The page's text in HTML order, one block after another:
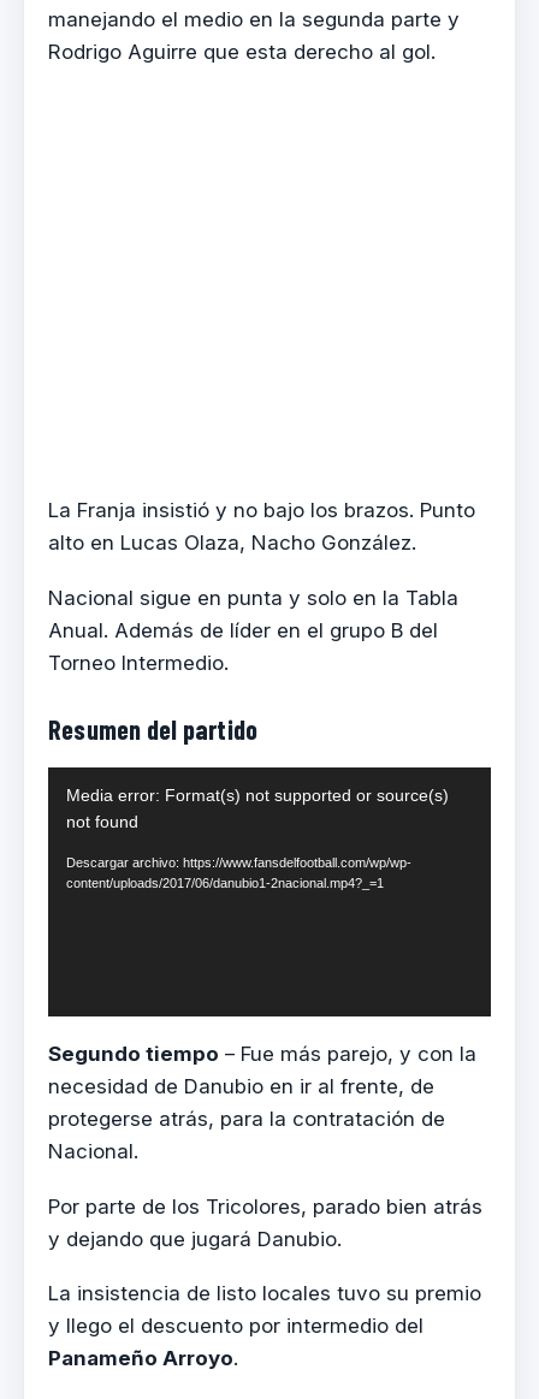
manejando el medio en la segunda parte y
Rodrigo Aguirre que esta derecho al gol.
La Franja insistió y no bajo los brazos. Punto
alto en Lucas Olaza, Nacho González.
Nacional sigue en punta y solo en la Tabla
Anual. Además de líder en el grupo B del
Torneo Intermedio.
Resumen del partido
de
Media error: Format(s) not supported or source(s)
not found
Descargar archivo: https://www.fansdelfootball.com/wp/wp-
content/uploads/2017/06/danubio1-2nacional.mp4?_=1
Segundo tiempo – Fue más parejo, y con la
necesidad de Danubio en ir al frente, de
protegerse atrás, para la contratación de
Nacional.
Por parte de los Tricolores, parado bien atrás
y dejando que jugará Danubio.
La insistencia de listo locales tuvo su premio
y llego el descuento por intermedio del
Panameño Arroyo.